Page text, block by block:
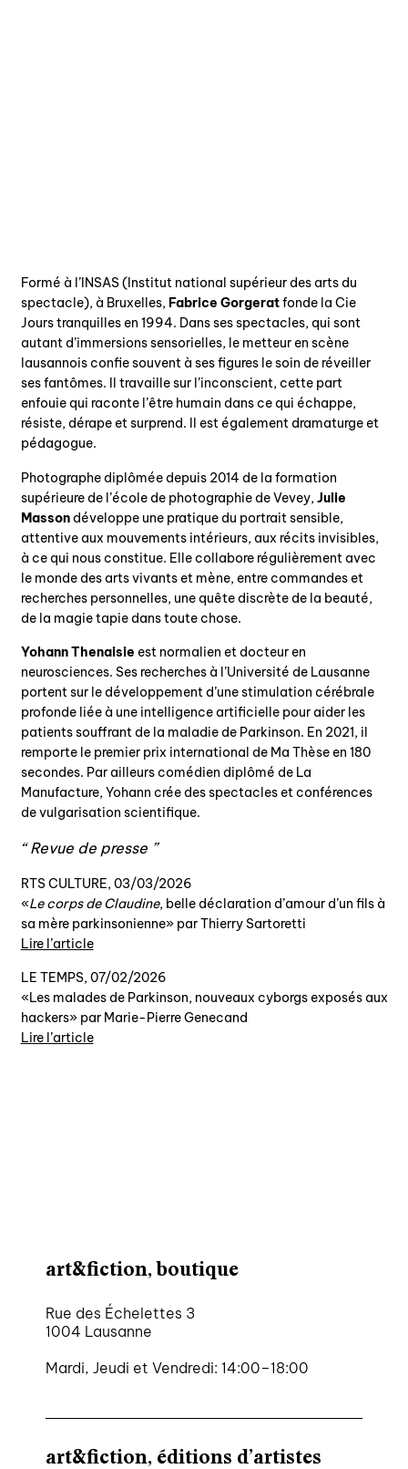
Formé à l’INSAS (Institut national supérieur des arts du
spectacle), à Bruxelles, Fabrice Gorgeratfonde la Cie
Jours tranquilles en 1994. Dans ses spectacles, qui sont
autant d’immersions sensorielles, le metteur en scène
lausannois confie souvent à ses figures le soin de réveiller
ses fantômes. Il travaille sur l’inconscient, cette part
enfouie qui raconte l’être humain dans ce qui échappe,
résiste, dérape et surprend. Il est également dramaturge et
pédagogue.
Photographe diplômée depuis 2014 de la formation
supérieure de l’école de photographie de Vevey,Julie
Massondéveloppe une pratique du portrait sensible,
attentive aux mouvements intérieurs, aux récits invisibles,
à ce qui nous constitue. Elle collabore régulièrement avec
le monde des arts vivants et mène, entre commandes et
recherches personnelles, une quête discrète de la beauté,
de la magie tapie dans toute chose.
Yohann Thenaisie est normalien et docteur en
neurosciences. Ses recherches à l’Université de Lausanne
portent sur le développement d’une stimulation cérébrale
profonde liée à une intelligence artificielle pour aider les
patients souffrant de la maladie de Parkinson. En 2021, il
remporte le premier prix international de Ma Thèse en 180
secondes. Par ailleurs comédien diplômé de La
Manufacture, Yohann crée des spectacles et conférences
de vulgarisation scientifique.
Revue de presse
RTS CULTURE, 03/03/2026
«Le corps de Claudine, belle déclaration d’amour d’un fils à
sa mère parkinsonienne» par Thierry Sartoretti
Lire l’article
LE TEMPS, 07/02/2026
«Les malades de Parkinson, nouveaux cyborgs exposés aux
hackers» par Marie-Pierre Genecand
Lire l’article
art&fiction, boutique
Rue des Échelettes 3
1004 Lausanne
Mardi, Jeudi et Vendredi: 14:00–18:00
art&fiction, éditions d’artistes